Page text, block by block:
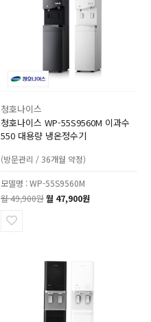
청호나이스
청호나이스 WP-55S9560M 이과수
550 대용량 냉온정수기
(방문관리 / 36개월 약정)
모델명 : WP-55S9560M
월 49,900원월 47,900원